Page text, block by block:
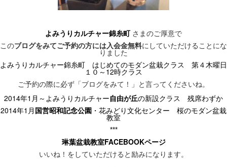
よみうりカルチャー錦糸町さまのご厚意で
このブログをみてご予約の方には入会金無料にしていただけることにな
りました
よみうりカルチャー錦糸町 はじめてのモダン盆栽クラス 第４木曜日
１０～12時クラス
ご予約の際に必ず「ブログをみて！」と言ってくださいね。
2014年1 月～よみうりカルチャー自由が丘の新設クラス 残席わずか
2014年1 月 国営昭和記念公園 ・花みどり文化センター 桜のモダン盆栽
教室
***
琳葉盆栽教室FACEBOOKページ
いいね！をしていただけると励みになります。